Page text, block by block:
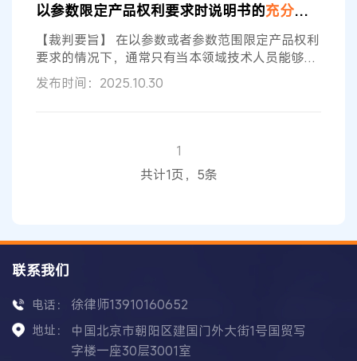
差函数压缩应力曲线的离子交换玻璃”发明专利无效
行政诉讼二审判决[2]中也涉及对参数限定的权利要
求是否充分公开
以参数限定产品权利要求时说明书的充分公开
【裁判要旨】 在以参数或者参数范围限定产品权利
要求的情况下，通常只有当本领域技术人员能够确
定依据说明书的内容可以获得符合权利要求中参数
条件的产品时，说明书才符合
司、康某管理公司系专利号为20138001****.2、名
发布时间：2025.10.30
1
共计1页，5条
联系我们
电话： 徐律师13910160652
地址：
中国北京市朝阳区建国门外大街1号国贸写
字楼一座30层3001室